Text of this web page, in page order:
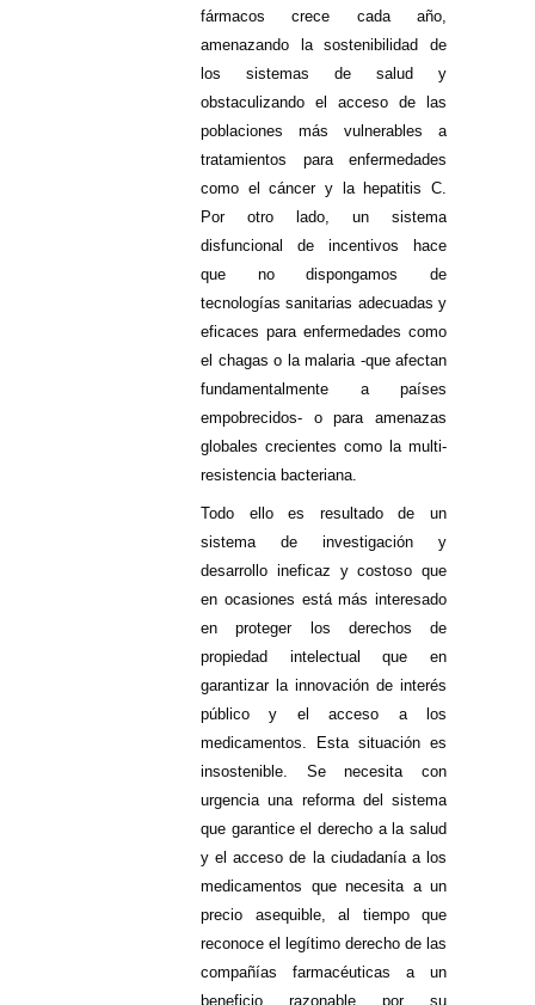
fármacos crece cada año,
amenazando la sostenibilidad de
los sistemas de salud y
obstaculizando el acceso de las
poblaciones más vulnerables a
tratamientos para enfermedades
como el cáncer y la hepatitis C.
Por otro lado, un sistema
disfuncional de incentivos hace
que no dispongamos de
tecnologías sanitarias adecuadas y
eficaces para enfermedades como
el chagas o la malaria -que afectan
fundamentalmente a países
empobrecidos- o para amenazas
globales crecientes como la multi-
resistencia bacteriana.
Todo ello es resultado de un
sistema de investigación y
desarrollo ineficaz y costoso que
en ocasiones está más interesado
en proteger los derechos de
propiedad intelectual que en
garantizar la innovación de interés
público y el acceso a los
medicamentos. Esta situación es
insostenible. Se necesita con
urgencia una reforma del sistema
que garantice el derecho a la salud
y el acceso de la ciudadanía a los
medicamentos que necesita a un
precio asequible, al tiempo que
reconoce el legítimo derecho de las
compañías farmacéuticas a un
beneficio razonable por su